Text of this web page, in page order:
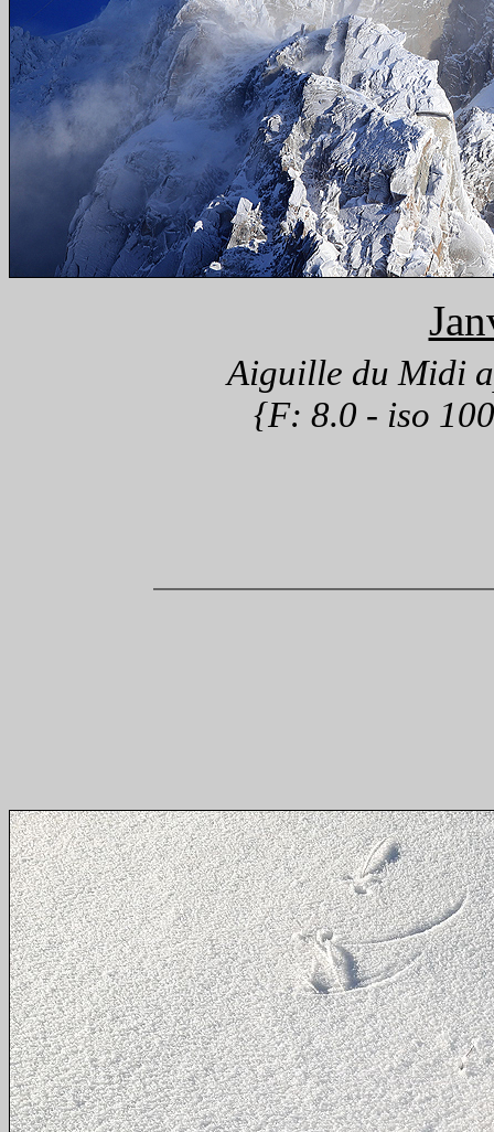
Aiguille du Midi
{F: 8.0 - iso